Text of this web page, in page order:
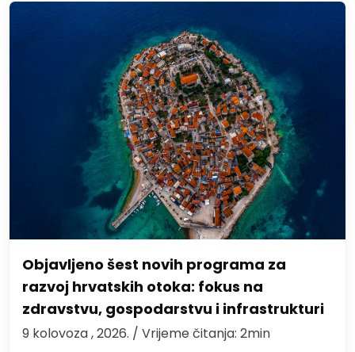
Objavljeno šest novih programa za
razvoj hrvatskih otoka: fokus na
zdravstvu, gospodarstvu i infrastrukturi
9 kolovoza , 2026. / Vrijeme čitanja: 2min